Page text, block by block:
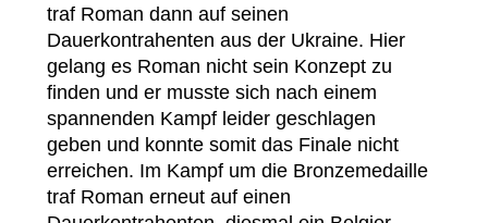
traf Roman dann auf seinen
Dauerkontrahenten aus der Ukraine. Hier
gelang es Roman nicht sein Konzept zu
finden und er musste sich nach einem
spannenden Kampf leider geschlagen
geben und konnte somit das Finale nicht
erreichen. Im Kampf um die Bronzemedaille
traf Roman erneut auf einen